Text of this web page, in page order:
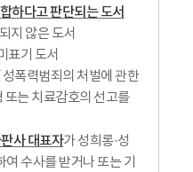
하다고 판단되는 도서
지 않은 도서
표기 도서
폭력범죄의 처벌에 관한
는 치료감호의 선고를
사 대표자가 성희롱·성
수사를 받거나 또는 기